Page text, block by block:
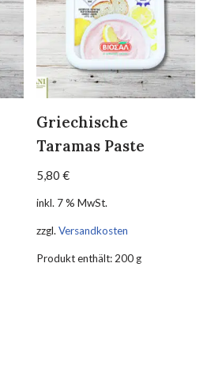
Griechische
Taramas Paste
5,80€
inkl. 7 % MwSt.
zzgl.Versandkosten
Produkt enthält: 200 g